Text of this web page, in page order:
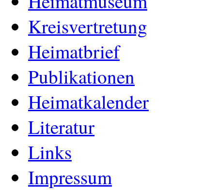
Kreisvertretung
Heimatbrief
Publikationen
Heimatkalender
Literatur
Links
Impressum